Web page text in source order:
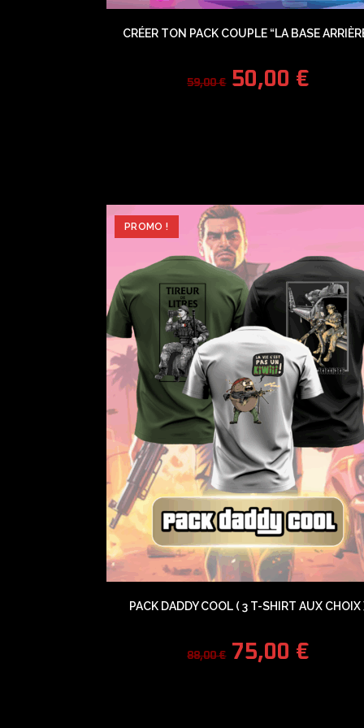
CRÉER TON PACK COUPLE “LA BASE
59,00€ 50,00 €
PROMO !
PACK DADDY COOL ( 3 T-SHIRT AUX CHOIX
88,00€ 75,00 €